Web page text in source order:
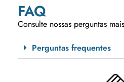
FAQ
Consulte nossas perguntas
Perguntas frequentes